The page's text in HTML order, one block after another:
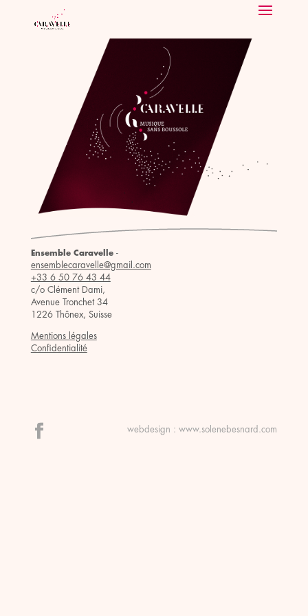
Ensemble Caravelle-
ensemblecaravelle@gmail.com
+33 6 50 76 43 44
c/o Clément Dami,
Avenue Tronchet 34
1226 Thônex, Suisse
Mentions légales
Confidentialité
webdesign :www.solenebesnard.com